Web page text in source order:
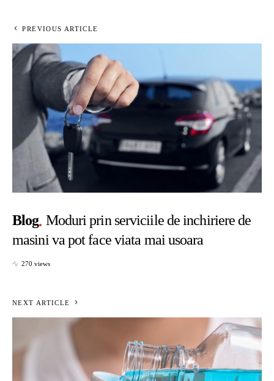
PREVIOUS ARTICLE
Blog Moduri prin serviciile de inchiriere de
masini va pot face viata mai usoara
270 views
NEXT ARTICLE